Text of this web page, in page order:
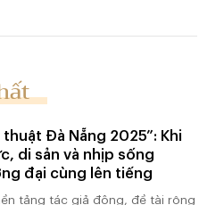
thuật Đà Nẵng 2025”: Khi
di sản và nhịp sống
đại cùng lên tiếng
tảng tác giả đông, đề tài rộng